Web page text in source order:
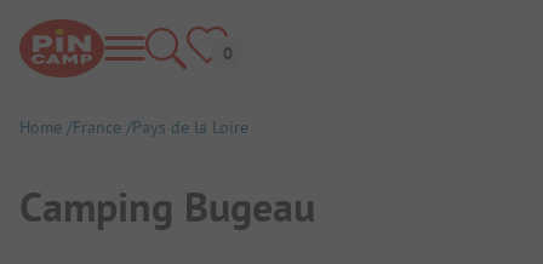
Home France Pays de la Loire
Camping Bugeau